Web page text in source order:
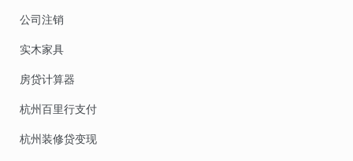
公司注销
实木家具
房贷计算器
杭州百里行支付
杭州装修贷变现